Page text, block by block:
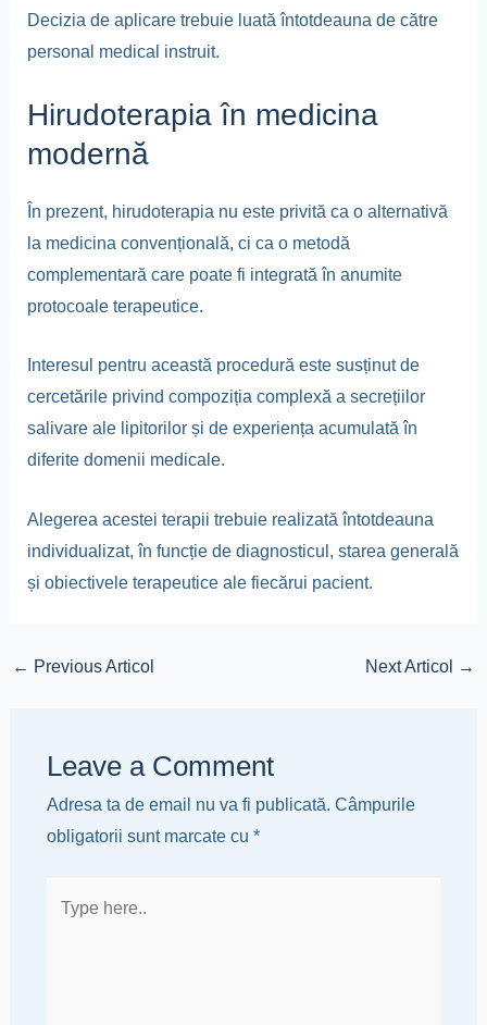
Decizia de aplicare trebuie luată întotdeauna de către
personal medical instruit.
Hirudoterapia în medicina
modernă
În prezent, hirudoterapia nu este privită ca o alternativă
la medicina convențională, ci ca o metodă
complementară care poate fi integrată în anumite
protocoale terapeutice.
Interesul pentru această procedură este susținut de
cercetările privind compoziția complexă a secrețiilor
salivare ale lipitorilor și de experiența acumulată în
diferite domenii medicale.
Alegerea acestei terapii trebuie realizată întotdeauna
individualizat, în funcție de diagnosticul, starea generală
și obiectivele terapeutice ale fiecărui pacient.
← Previous Articol Next Articol →
Leave a Comment
Adresa ta de email nu va fi publicată. Câmpurile
obligatorii sunt marcate cu *